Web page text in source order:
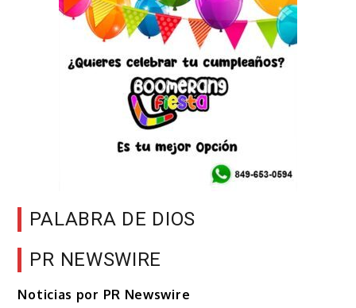
PALABRA DE DIOS
PR NEWSWIRE
Noticias por PR Newswire